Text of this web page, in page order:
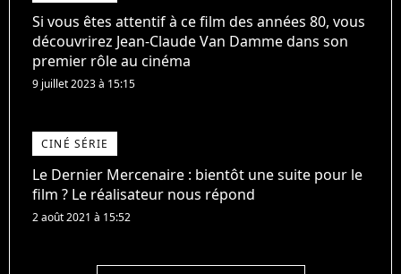
Si vous êtes attentif à ce film des années 80, vous
découvrirez Jean-Claude Van Damme dans son
premier rôle au cinéma
9 juillet 2023 à 15:15
CINÉ SÉRIE
Le Dernier Mercenaire : bientôt une suite pour le
film ? Le réalisateur nous répond
2 août 2021 à 15:52